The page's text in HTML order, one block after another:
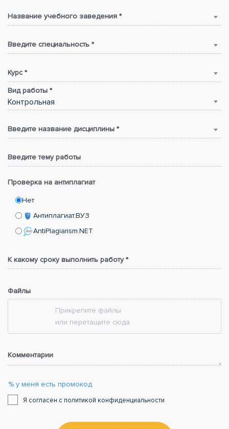
Название учебного заведения *
Введите специальность *
Курс *
Контрольная
Вид работы *
Введите название дисциплины *
Введите тему работы
Проверка на антиплагиат
Нет
Антиплагиат.ВУЗ
AntiPlagiarism.NET
К какому сроку выполнить работу *
Файлы
Прикрепите файлы
или перетащите сюда
Комментарии
% у меня есть промокод
Я согласен с политикой конфиденциальности